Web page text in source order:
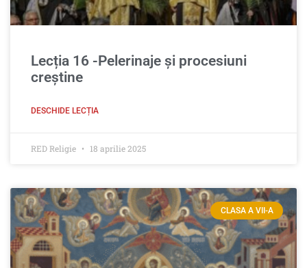
Lecția 16 -Pelerinaje şi procesiuni
creştine
DESCHIDE LECȚIA
RED Religie 18 aprilie 2025
CLASA A VII-A